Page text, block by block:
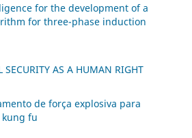
for the development of a
for three-phase induction
SECURITY AS A HUMAN RIGHT
de força explosiva para
kung fu